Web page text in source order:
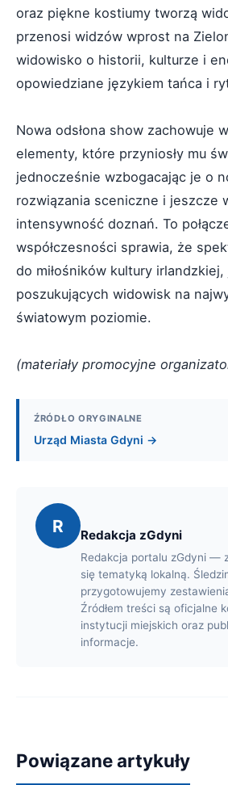
oraz piękne kostiumy tworzą
przenosi widzów wprost na
widowisko o historii, kulturze i
opowiedziane językiem tańca i
Nowa odsłona show zachowuje
elementy, które przyniosły mu
jednocześnie wzbogacając je o
rozwiązania sceniczne i jeszcze
intensywność doznań. To
współczesności sprawia, że
do miłośników kultury
poszukujących widowisk na
światowym poziomie.
(materiały promocyjne
ŹRÓDŁO ORYGINALNE
Urząd Miasta Gdyni →
R Redakcja zGdyni
Redakcja portalu zGdyni —
się tematyką lokalną.
przygotowujemy
Źródłem treści są oficjalne
instytucji miejskich oraz
informacje.
Powiązane artykuły